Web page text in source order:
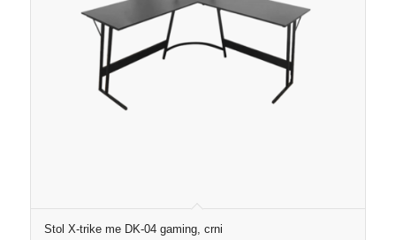
Stol X-trike me DK-04 gaming, crni